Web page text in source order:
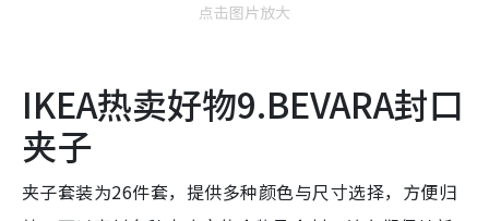
点击图片放大
IKEA热卖好物9.BEVARA封口
夹子
夹子套装为26件套，提供多种颜色与尺寸选择，方便归